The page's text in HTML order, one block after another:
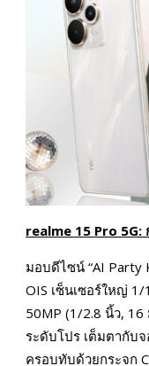
realme 15 Pro 5G:
มอบดีไซน์ “AI Party
OIS เซ็นเซอร์ใหญ่
50MP (1/2.8 นิ้ว,
ระดับโปร เต็มตากับ
ครอบทับด้วยกระจก